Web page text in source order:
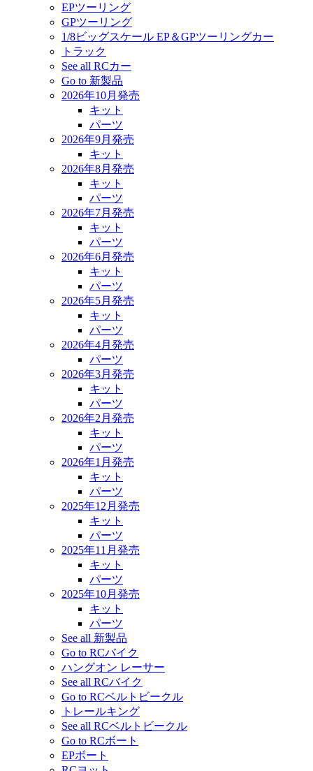
EPツーリング
GPツーリング
1/8ビッグスケール EP＆GPツーリングカー
トラック
See all RCカー
Go to 新製品
2026年10月発売
キット
パーツ
2026年9月発売
キット
2026年8月発売
キット
パーツ
2026年7月発売
キット
パーツ
2026年6月発売
キット
パーツ
2026年5月発売
キット
パーツ
2026年4月発売
パーツ
2026年3月発売
キット
パーツ
2026年2月発売
キット
パーツ
2026年1月発売
キット
パーツ
2025年12月発売
キット
パーツ
2025年11月発売
キット
パーツ
2025年10月発売
キット
パーツ
See all 新製品
Go to RCバイク
ハングオン レーサー
See all RCバイク
Go to RCベルトビークル
トレールキング
See all RCベルトビークル
Go to RCボート
EPボート